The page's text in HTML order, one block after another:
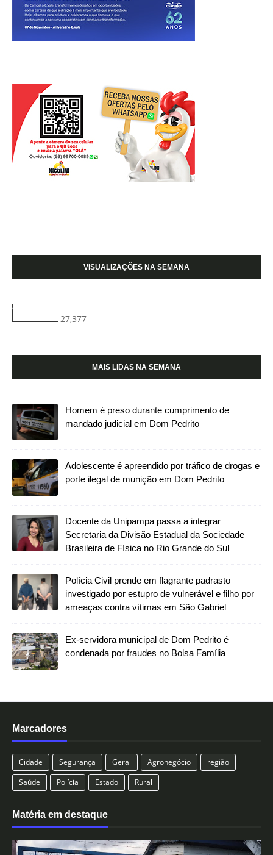
VISUALIZAÇÕES NA SEMANA
27,377
MAIS LIDAS NA SEMANA
Homem é preso durante cumprimento de
mandado judicial em Dom Pedrito
Adolescente é apreendido por tráfico de drogas e
porte ilegal de munição em Dom Pedrito
Docente da Unipampa passa a integrar
Secretaria da Divisão Estadual da Sociedade
Brasileira de Física no Rio Grande do Sul
Polícia Civil prende em flagrante padrasto
investigado por estupro de vulnerável e filho por
ameaças contra vítimas em São Gabriel
Ex-servidora municipal de Dom Pedrito é
condenada por fraudes no Bolsa Família
Marcadores
Cidade Segurança Geral Agronegócio
região
Saúde
Polícia Estado Rural
Matéria em destaque